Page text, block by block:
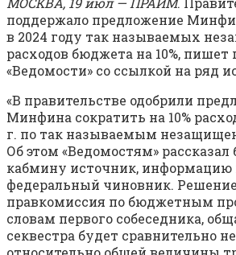
поддержало предложение
в 2024 году так называемых
расходов бюджета на 10%, пишет
«Ведомости» со ссылкой на ряд
«В правительстве одобрили
Минфина сократить на 10%
г. по так называемым
Об этом «Ведомостям» рассказал
кабмину источник, информацию
федеральный чиновник.
правкомиссия по бюджетным
словам первого собеседника,
секвестра будет сравнительно